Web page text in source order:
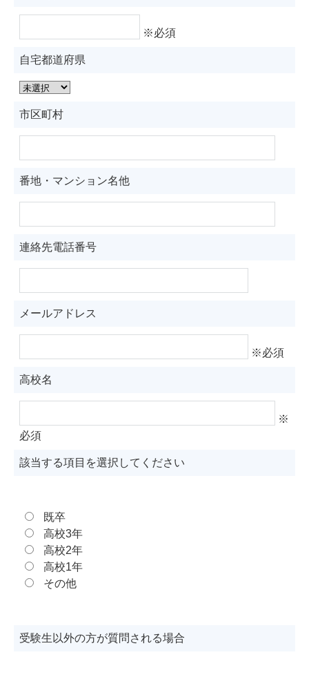
※必須
自宅都道府県
市区町村
番地・マンション名他
連絡先電話番号
メールアドレス
※必須
高校名
※
必須
該当する項目を選択してください
既卒
高校3年
高校2年
高校1年
その他
受験生以外の方が質問される場合